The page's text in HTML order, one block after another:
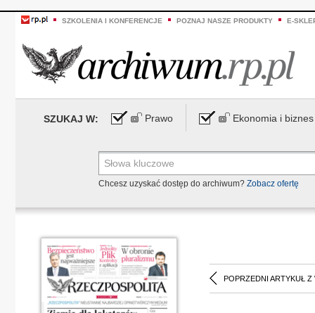
SZKOLENIA I KONFERENCJE POZNAJ NASZE PRODUKTY E-
SZUKAJ W: Prawo Ekonomia i biznes
Chcesz uzyskać dostęp do archiwum? Zobacz ofertę
POPRZEDNI ARTYKUŁ Z